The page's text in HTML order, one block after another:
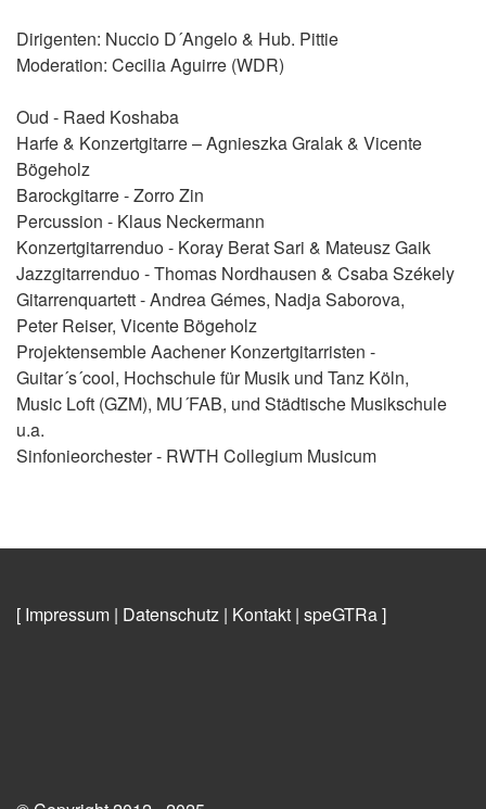
Dirigenten: Nuccio D´Angelo & Hub. Pittie
Moderation: Cecilia Aguirre (WDR)
Oud - Raed Koshaba
Harfe & Konzertgitarre – Agnieszka Gralak & Vicente
Bögeholz
Barockgitarre - Zorro Zin
Percussion - Klaus Neckermann
Konzertgitarrenduo - Koray Berat Sari & Mateusz Gaik
Jazzgitarrenduo - Thomas Nordhausen & Csaba Székely
Gitarrenquartett - Andrea Gémes, Nadja Saborova,
Peter Reiser, Vicente Bögeholz
Projektensemble Aachener Konzertgitarristen -
Guitar´s´cool, Hochschule für Musik und Tanz Köln,
Music Loft (GZM), MU´FAB, und Städtische Musikschule
u.a.
Sinfonieorchester - RWTH Collegium Musicum
[ Impressum | Datenschutz | Kontakt | speGTRa]